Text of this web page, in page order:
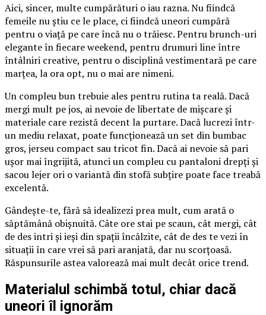
Aici, sincer, multe cumpărături o iau razna. Nu fiindcă
femeile nu știu ce le place, ci fiindcă uneori cumpără
pentru o viață pe care încă nu o trăiesc. Pentru brunch-uri
elegante în fiecare weekend, pentru drumuri line între
întâlniri creative, pentru o disciplină vestimentară pe care
marțea, la ora opt, nu o mai are nimeni.
Un compleu bun trebuie ales pentru rutina ta reală. Dacă
mergi mult pe jos, ai nevoie de libertate de mișcare și
materiale care rezistă decent la purtare. Dacă lucrezi într-
un mediu relaxat, poate funcționează un set din bumbac
gros, jerseu compact sau tricot fin. Dacă ai nevoie să pari
ușor mai îngrijită, atunci un compleu cu pantaloni drepți și
sacou lejer ori o variantă din stofă subțire poate face treabă
excelentă.
Gândește-te, fără să idealizezi prea mult, cum arată o
săptămână obișnuită. Câte ore stai pe scaun, cât mergi, cât
de des intri și ieși din spații încălzite, cât de des te vezi în
situații în care vrei să pari aranjată, dar nu scorțoasă.
Răspunsurile astea valorează mai mult decât orice trend.
Materialul schimbă totul, chiar dacă
uneori îl ignorăm